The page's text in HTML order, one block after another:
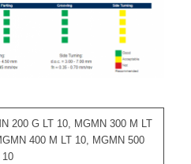
200 G LT 10, MGMN 300 M LT
400 M LT 10, MGMN 500
10